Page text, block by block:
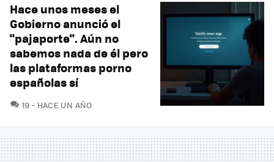
Hace unos meses el
Gobierno anunció el
"pajaporte". Aún no
sabemos nada de él pero
las plataformas porno
españolas sí
19 COMENTARIOS
HACE UN AÑO